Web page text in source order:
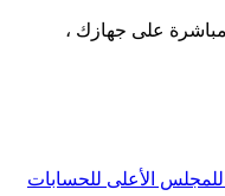
على جهازك ،